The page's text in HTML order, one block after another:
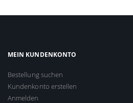
MEIN KUNDENKONTO
Bestellung suchen
Kundenkonto erstellen
Anmelden